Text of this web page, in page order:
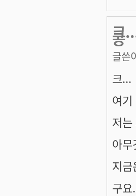
크
공
글쓴
크...
여
저
아
지
구